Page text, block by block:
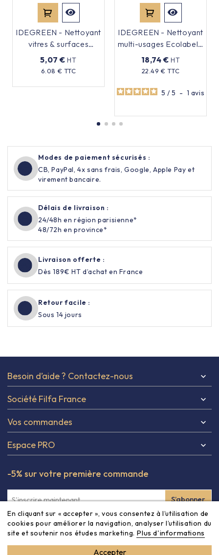
IDEGREEN - Nettoyant
vitres & surfaces
Ecolabel - 750ml
5,07 € HT
6.08 € TTC
Prix
IDEGREEN - Nettoyant
multi-usages Ecolabel -
5L
18,74 € HT
22.49 € TTC
5 / 5 - 1 avis
Modes de paiement sécurisés :
CB, PayPal, 4x sans frais, Google, Apple Pay et
virement bancaire.
Délais de livraison :
24/48h en région parisienne*
48/72h en province*
Livraison offerte :
Dès 189€ HT d’achat en France
Retour facile :
Sous 14 jours
Besoin d’aide ? Contactez-nous 
Société Filfa France 
Vos commandes 
Espace PRO 
-5% sur votre première commande
Inscrivez-vous à notre newsletter et obtenez -5% à partir
de 80€ sur votre première commande ! Vous pouvez vous
désinscrire à tout moment via les informations de contact
En cliquant sur « accepter », vous consentez à l’utilisation de
cookies pour améliorer la navigation, analyser l’utilisation du
site et soutenir nos études marketing. Plus d'informations
Accepter